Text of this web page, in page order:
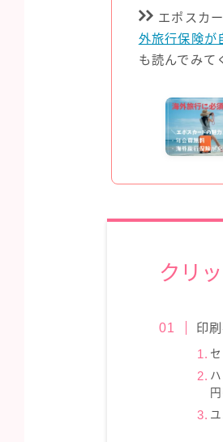
エポスカ
外旅行保険が
も読んでみて
クリ
印